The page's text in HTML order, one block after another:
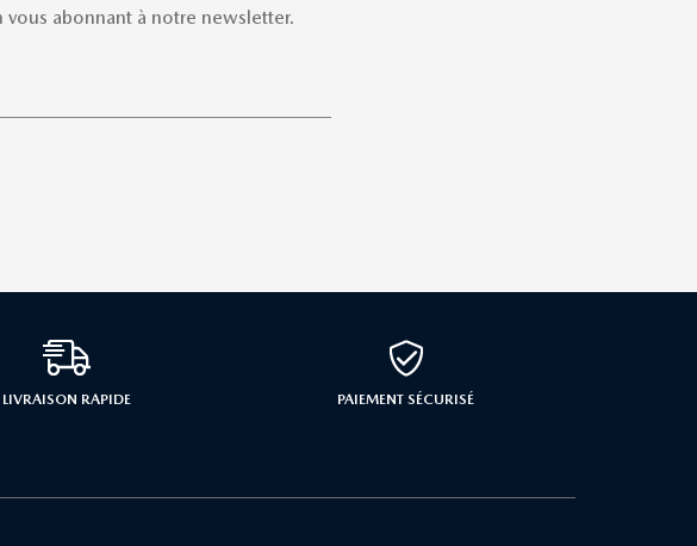
abonnant à notre newsletter.
LIVRAISON RAPIDE PAIEMENT SÉCURISÉ